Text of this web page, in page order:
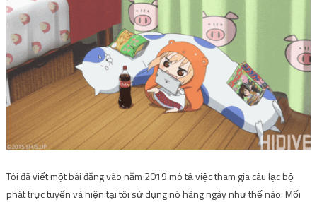
Tôi đã viết một bài đăng vào năm 2019 mô tả việc tham gia câu lạc bộ
phát trực tuyến và hiện tại tôi sử dụng nó hàng ngày như thế nào. Mối